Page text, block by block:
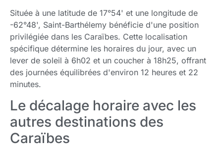
Située à une latitude de 17°54' et une longitude de
-62°48', Saint-Barthélemy bénéficie d'une position
privilégiée dans les Caraïbes. Cette localisation
spécifique détermine les horaires du jour, avec un
lever de soleil à 6h02 et un coucher à 18h25, offrant
des journées équilibrées d'environ 12 heures et 22
minutes.
Le décalage horaire avec les
autres destinations des
Caraïbes